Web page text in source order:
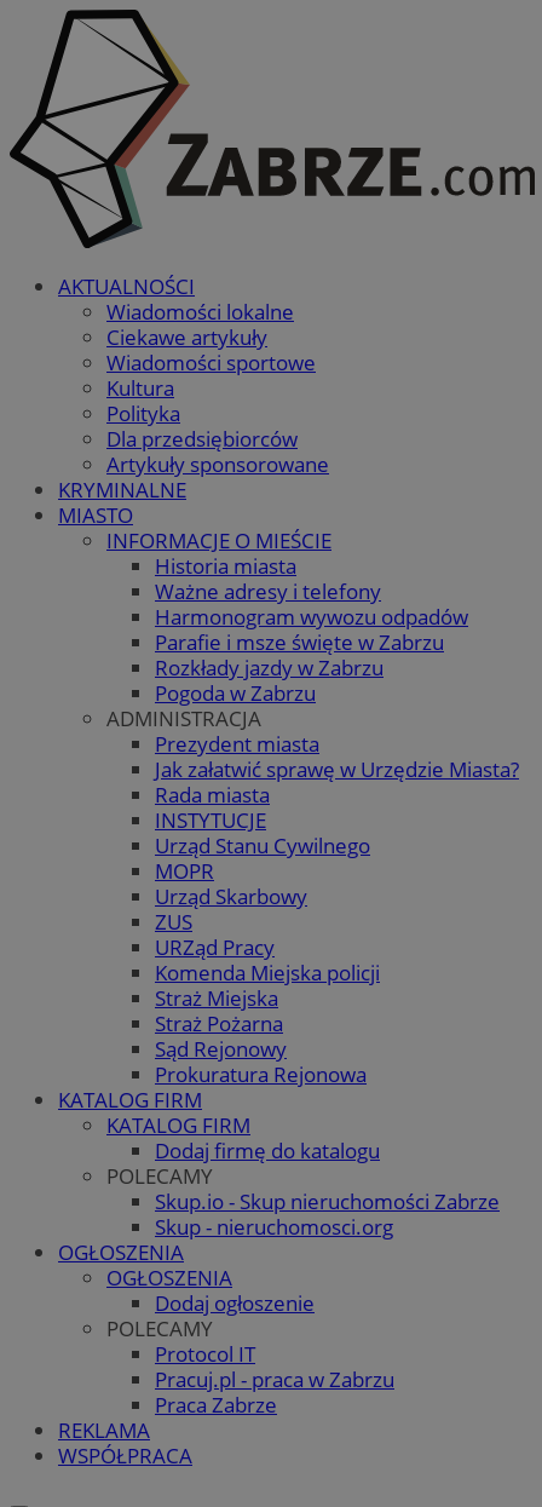
AKTUALNOŚCI
Wiadomości lokalne
Ciekawe artykuły
Wiadomości sportowe
Kultura
Polityka
Dla przedsiębiorców
Artykuły sponsorowane
KRYMINALNE
MIASTO
INFORMACJE O MIEŚCIE
Historia miasta
Ważne adresy i telefony
Harmonogram wywozu odpadów
Parafie i msze święte w Zabrzu
Rozkłady jazdy w Zabrzu
Pogoda w Zabrzu
ADMINISTRACJA
Prezydent miasta
Jak załatwić sprawę w Urzędzie Miasta?
Rada miasta
INSTYTUCJE
Urząd Stanu Cywilnego
MOPR
Urząd Skarbowy
ZUS
URZąd Pracy
Komenda Miejska policji
Straż Miejska
Straż Pożarna
Sąd Rejonowy
Prokuratura Rejonowa
KATALOG FIRM
KATALOG FIRM
Dodaj firmę do katalogu
POLECAMY
Skup.io - Skup nieruchomości Zabrze
Skup - nieruchomosci.org
OGŁOSZENIA
OGŁOSZENIA
Dodaj ogłoszenie
POLECAMY
Protocol IT
Pracuj.pl - praca w Zabrzu
Praca Zabrze
REKLAMA
WSPÓŁPRACA